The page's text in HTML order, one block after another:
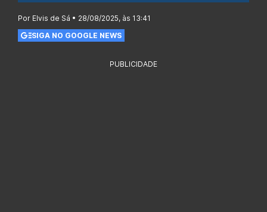
Por Elvis de Sá • 28/08/2025, às 13:41
SIGA NO GOOGLE NEWS
PUBLICIDADE